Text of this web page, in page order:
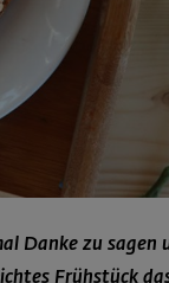
Danke zu sagen
Frühstück